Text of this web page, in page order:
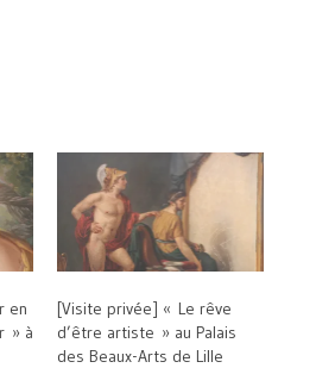
en
» à
[Visite privée] « Le rêve
d’être artiste » au Palais
des Beaux-Arts de Lille